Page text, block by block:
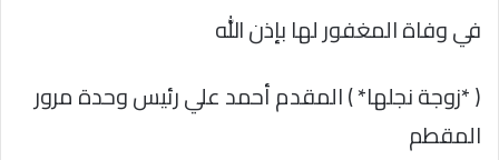
في وفاة المغفور لها بإذن الله
( *زوجة نجلها* ) المقدم أحمد علي رئيس وحدة مرور
المقطم